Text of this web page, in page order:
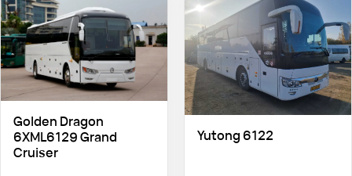
Golden Dragon
6XML6129 Grand
Cruiser
Yutong 6122